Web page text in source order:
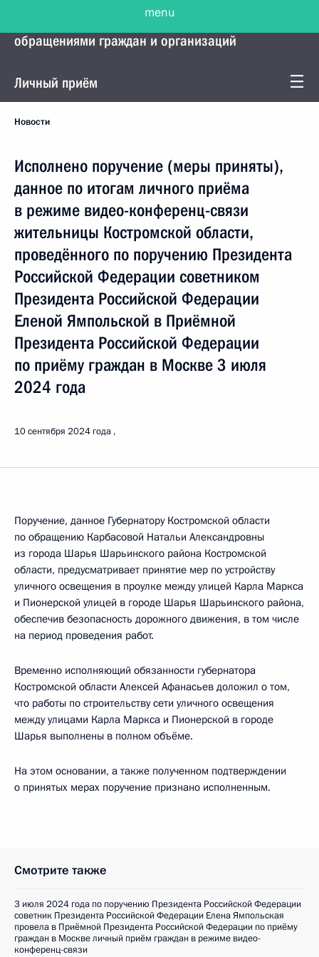
Управление Президента по работе с
обращениями граждан и организаций
Личный приём
Новости
Исполнено поручение (меры приняты),
данное по итогам личного приёма
в режиме видео-конференц-связи
жительницы Костромской области,
проведённого по поручению Президента
Российской Федерации советником
Президента Российской Федерации
Еленой Ямпольской в Приёмной
Президента Российской Федерации
по приёму граждан в Москве 3 июля
2024 года
10 сентября 2024 года
Поручение, данное Губернатору Костромской области
по обращению Карбасовой Натальи Александровны
из города Шарья Шарьинского района Костромской
области, предусматривает принятие мер по устройству
уличного освещения в проулке между улицей Карла Маркса
и Пионерской улицей в городе Шарья Шарьинского района,
обеспечив безопасность дорожного движения, в том числе
на период проведения работ.
Временно исполняющий обязанности губернатора
Костромской области Алексей Афанасьев доложил о том,
что работы по строительству сети уличного освещения
между улицами Карла Маркса и Пионерской в городе
Шарья выполнены в полном объёме.
На этом основании, а также полученном подтверждении
о принятых мерах поручение признано исполненным.
Смотрите также
3 июля 2024 года по поручению Президента Российской Федерации
советник Президента Российской Федерации Елена Ямпольская
провела в Приёмной Президента Российской Федерации по приёму
граждан в Москве личный приём граждан в режиме видео-
конференц-связи